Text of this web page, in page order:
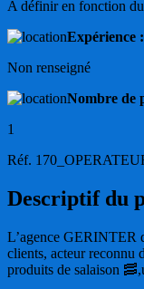
A définir en fonction
Expérience :
Non renseigné
Nombre de
1
Réf.
Descriptif du
L’agence GERINTER
clients, acteur reconnu
produits de salaison